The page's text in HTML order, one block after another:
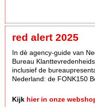
red alert 2025
In dè agency-guide van
Bureau
inclusief de
Nederland: de FONK150
Kijk hier in onze